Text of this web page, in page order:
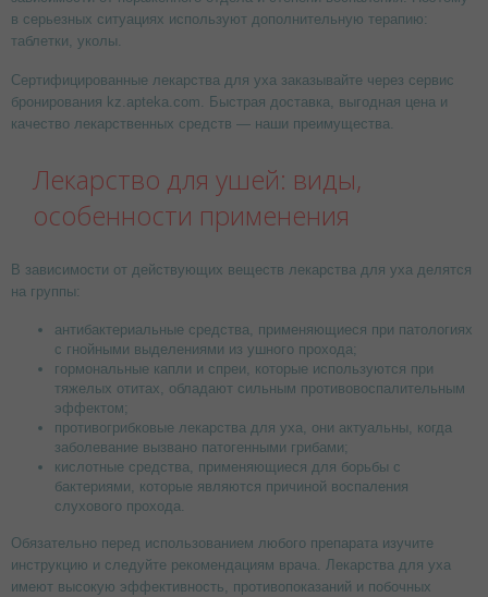
в серьезных ситуациях используют дополнительную терапию:
таблетки, уколы.
Сертифицированные лекарства для уха заказывайте через сервис
бронирования kz.apteka.com. Быстрая доставка, выгодная цена и
качество лекарственных средств — наши преимущества.
Лекарство для ушей: виды,
особенности применения
В зависимости от действующих веществ лекарства для уха делятся
на группы:
антибактериальные средства, применяющиеся при патологиях
с гнойными выделениями из ушного прохода;
гормональные капли и спреи, которые используются при
тяжелых отитах, обладают сильным противовоспалительным
эффектом;
противогрибковые лекарства для уха, они актуальны, когда
заболевание вызвано патогенными грибами;
кислотные средства, применяющиеся для борьбы с
бактериями, которые являются причиной воспаления
слухового прохода.
Обязательно перед использованием любого препарата изучите
инструкцию и следуйте рекомендациям врача. Лекарства для уха
имеют высокую эффективность, противопоказаний и побочных